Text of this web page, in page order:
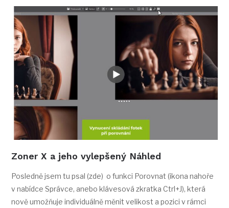
Zoner X a jeho vylepšený Náhled
Posledně jsem tu psal (zde) o funkci Porovnat (ikona nahoře
v nabídce Správce, anebo klávesová zkratka Ctrl+J), která
nově umožňuje individuálně měnit velikost a pozici v rámci